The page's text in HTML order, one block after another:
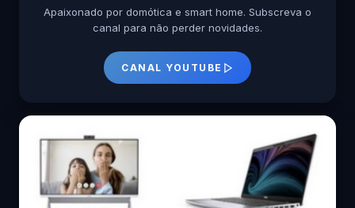
Apaixonado por domótica e smart home. Subscreva o
canal para não perder novidades.
CANAL YOUTUBE